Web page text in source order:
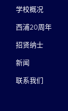
学校概况
西浦20周年
招贤纳士
新闻
联系我们